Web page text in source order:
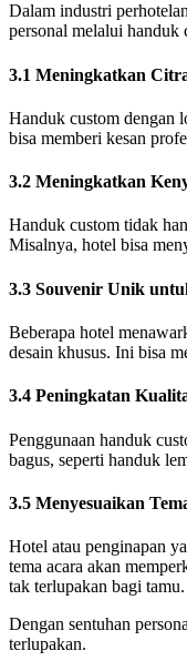
Dalam industri
personal melalui handuk
3.1 Meningkatkan
Handuk custom dengan
bisa memberi kesan
3.2 Meningkatkan
Handuk custom tidak
Misalnya, hotel bisa
3.3 Souvenir Unik
Beberapa hotel
desain khusus. Ini bisa
3.4 Peningkatan
Penggunaan handuk
bagus, seperti handuk
3.5 Menyesuaikan
Hotel atau penginapan
tema acara akan
tak terlupakan bagi tamu.
Dengan sentuhan
terlupakan.